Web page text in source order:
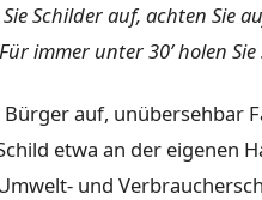
Schilder auf, achten Sie
immer unter 30’ holen
auf, unübersehbar
etwa an der eigenen
und